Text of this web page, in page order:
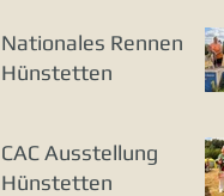
Nationales Rennen
Hünstetten
CAC Ausstellung
Hünstetten